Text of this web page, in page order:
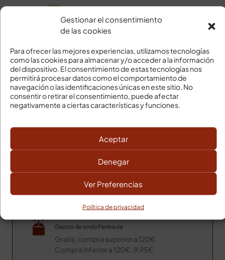
Gestionar el consentimiento
de las cookies
Para ofrecer las mejores experiencias, utilizamos tecnologías
como las cookies para almacenar y/o acceder a la información
del dispositivo. El consentimiento de estas tecnologías nos
permitirá procesar datos como el comportamiento de
navegación o las identificaciones únicas en este sitio. No
consentir o retirar el consentimiento, puede afectar
negativamente a ciertas características y funciones.
Aceptar
Denegar
Ver Preferencias
Política de privacidad
¡Comparte en tu plataforma favorita!:
SU PEDIDO LLEGARÁ
Gastos de envío Península
Gratis: compra superior a 120€
Compra inferior a 120€, 9,95€